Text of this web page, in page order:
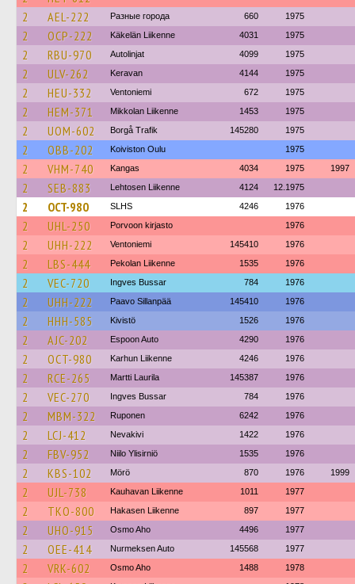
2 AEL-222 Разные города 660 1975
2 OCP-222 Käkelän Liikenne 4031 1975
2 RBU-970 Autolinjat 4099 1975
2 ULV-262 Keravan 4144 1975
2 HEU-332 Ventoniemi 672 1975
2 HEM-371 Mikkolan Liikenne 1453 1975
2 UOM-602 Borgå Trafik 145280 1975
2 OBB-202 Koiviston Oulu 1975
2 VHM-740 Kangas 4034 1975 1997
2 SEB-883 Lehtosen Liikenne 4124 12.1975
2 OCT-980 SLHS 4246 1976
2 UHL-250 Porvoon kirjasto 1976
2 UHH-222 Ventoniemi 145410 1976
2 LBS-444 Pekolan Liikenne 1535 1976
2 VEC-720 Ingves Bussar 784 1976
2 UHH-222 Paavo Sillanpää 145410 1976
2 HHH-585 Kivistö 1526 1976
2 AJC-202 Espoon Auto 4290 1976
2 OCT-980 Karhun Liikenne 4246 1976
2 RCE-265 Martti Laurila 145387 1976
2 VEC-270 Ingves Bussar 784 1976
2 MBM-322 Ruponen 6242 1976
2 LCJ-412 Nevakivi 1422 1976
2 FBV-952 Niilo Ylisirniö 1535 1976
2 KBS-102 Mörö 870 1976 1999
2 UJL-738 Kauhavan Liikenne 1011 1977
2 TKO-800 Hakasen Liikenne 897 1977
2 UHO-915 Osmo Aho 4496 1977
2 OEE-414 Nurmeksen Auto 145568 1977
2 VRK-602 Osmo Aho 1488 1978